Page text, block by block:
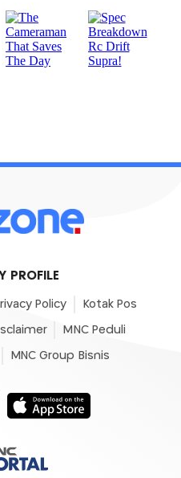
PROFILE
Policy Kotak Pos
MNC Peduli
MNC Group Bisnis